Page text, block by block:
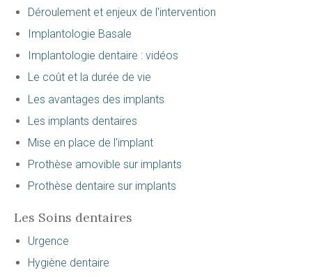
Déroulement et enjeux de l'intervention
Implantologie Basale
Implantologie dentaire : vidéos
Le coût et la durée de vie
Les avantages des implants
Les implants dentaires
Mise en place de l'implant
Prothèse amovible sur implants
Prothèse dentaire sur implants
Les Soins dentaires
Urgence
Hygiène dentaire